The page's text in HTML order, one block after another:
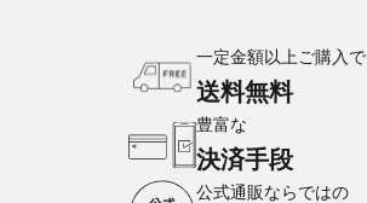
一定金額以上ご購入で
送料無料
豊富な
決済手段
公式通販ならではの